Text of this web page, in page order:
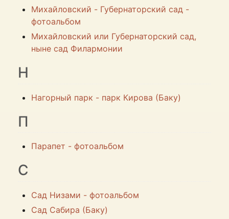
Михайловский - Губернаторский сад -
фотоальбом
Михайловский или Губернаторский сад,
ныне сад Филармонии
Н
Нагорный парк - парк Кирова (Баку)
П
Парапет - фотоальбом
С
Сад Низами - фотоальбом
Сад Сабира (Баку)